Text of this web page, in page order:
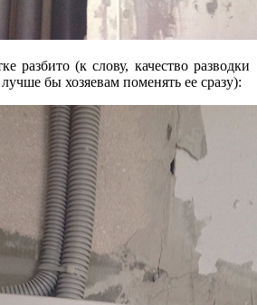
разбито (к слову, качество разводки
бы хозяевам поменять ее сразу):